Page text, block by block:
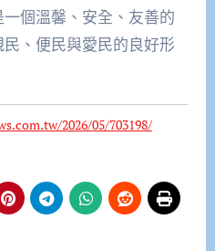
個溫馨、安全、友善的
、便民與愛民的良好形
2026/05/703198/